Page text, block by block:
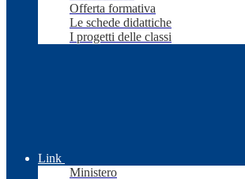
Offerta formativa
Le schede didattiche
I progetti delle classi
Link
Ministero